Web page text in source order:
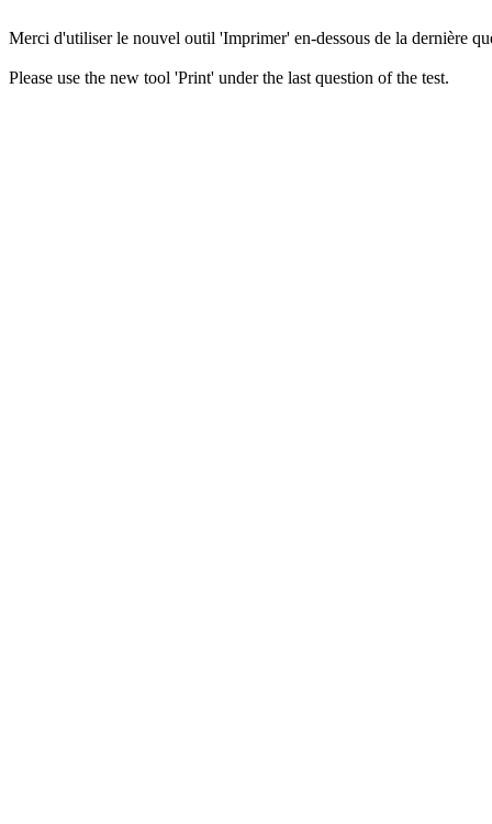
Merci d'utiliser le nouvel outil 'Imprimer' en-dessous de la dernière
Please use the new tool 'Print' under the last question of the test.